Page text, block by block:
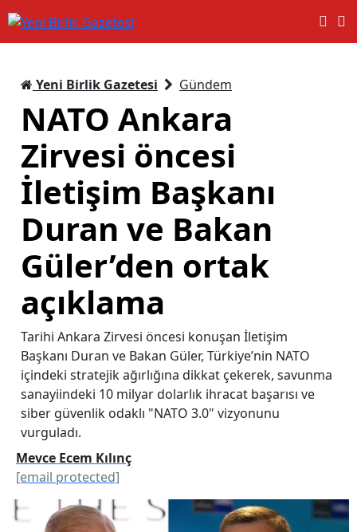
Yeni Birlik Gazetesi Gündem
NATO Ankara
Zirvesi öncesi
İletişim Başkanı
Duran ve Bakan
Güler’den ortak
açıklama
Tarihi Ankara Zirvesi öncesi konuşan İletişim
Başkanı Duran ve Bakan Güler, Türkiye’nin NATO
içindeki stratejik ağırlığına dikkat çekerek, savunma
sanayiindeki 10 milyar dolarlık ihracat başarısı ve
siber güvenlik odaklı "NATO 3.0" vizyonunu
vurguladı.
Mevce Ecem Kılınç
[email protected]